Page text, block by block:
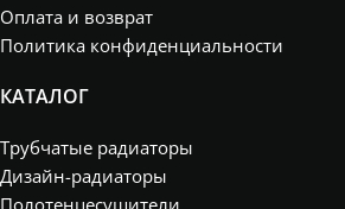
Оплата и возврат
Политика конфиденциальности
КАТАЛОГ
Трубчатые радиаторы
Дизайн-радиаторы